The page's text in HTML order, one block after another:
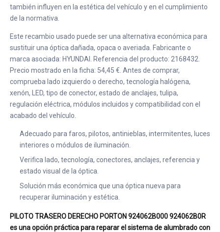
también influyen en la estética del vehículo y en el cumplimiento
de la normativa.
Este recambio usado puede ser una alternativa económica para
sustituir una óptica dañada, opaca o averiada. Fabricante o
marca asociada: HYUNDAI. Referencia del producto: 2168432.
Precio mostrado en la ficha: 54,45 €. Antes de comprar,
comprueba lado izquierdo o derecho, tecnología halógena,
xenón, LED, tipo de conector, estado de anclajes, tulipa,
regulación eléctrica, módulos incluidos y compatibilidad con el
acabado del vehículo.
Adecuado para faros, pilotos, antinieblas, intermitentes, luces
interiores o módulos de iluminación.
Verifica lado, tecnología, conectores, anclajes, referencia y
estado visual de la óptica.
Solución más económica que una óptica nueva para
recuperar iluminación y estética.
PILOTO TRASERO DERECHO PORTON 924062B000 924062B0R
es una opción práctica para reparar el sistema de alumbrado con